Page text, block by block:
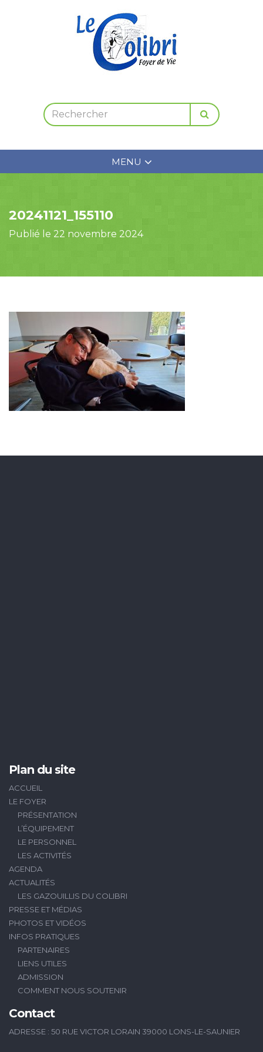
MENU
20241121_155110
Publié le 22 novembre 2024
Plan du site
ACCUEIL
LE FOYER
PRÉSENTATION
L’ÉQUIPEMENT
LE PERSONNEL
LES ACTIVITÉS
AGENDA
ACTUALITÉS
LES GAZOUILLIS DU COLIBRI
PRESSE ET MÉDIAS
PHOTOS ET VIDÉOS
INFOS PRATIQUES
PARTENAIRES
LIENS UTILES
ADMISSION
COMMENT NOUS SOUTENIR
Contact
ADRESSE : 50 RUE VICTOR LORAIN 39000 LONS-LE-SAUNIER